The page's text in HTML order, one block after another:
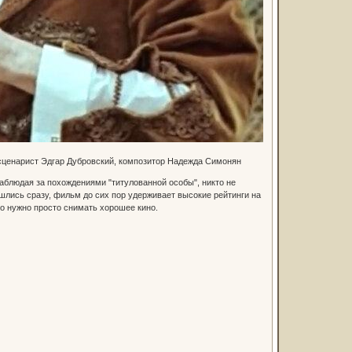
Эдгар Дубровский, композитор Надежда Симонян
за похождениями "титулованной особы", никто не
сразу, фильм до сих пор удерживает высокие рейтинги на
нужно просто снимать хорошее кино.